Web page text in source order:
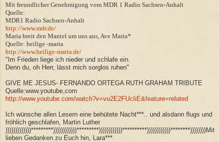
Mit freundlicher Genehmigung vom MDR 1 Radio Sachsen-Anhalt
Quelle:
MDR1 Radio Sachsen-Anhalt
http://www.mdr.de/
Maria breit den Mantel um uns aus, Ave Maria*
Quelle: heilige -maria
http://www.heilige-maria.de/
"Im Frieden liege ich nieder und schlafe ein.
Denn du, oh Herr, lässt mich sorglos ruhen"
GIVE ME JESUS- FERNANDO ORTEGA RUTH GRAHAM TRIBUTE
Quelle:www.youtube,com
http://www.youtube.com/watch?v=vu2E2FUcIiE&feature=related
Ich wünsche allen Lesern eine behütete Nacht***.. und alsdann flugs und
fröhlich geschlafen, Martin Luther
)))))))))))))*********))))))))))))*********))))))))))))**********))))))))))))********))))))))Mit
lieben Gedanken zu Euch hin, Lara***